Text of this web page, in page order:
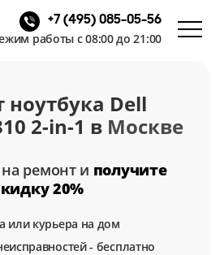
+7 (495) 085-05-56
работы с 08:00 до 21:00
ноутбука Dell
2-in-1 в Москве
ремонт и получите
20%
или курьера на дом
- бесплатно